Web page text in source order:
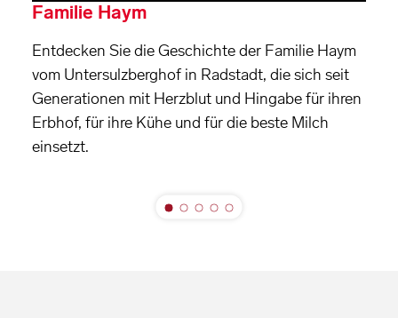
Familie Haym
Entdecken Sie die Geschichte der Familie Haym
vom Untersulzberghof in Radstadt, die sich seit
Generationen mit Herzblut und Hingabe für ihren
Erbhof, für ihre Kühe und für die beste Milch
einsetzt.